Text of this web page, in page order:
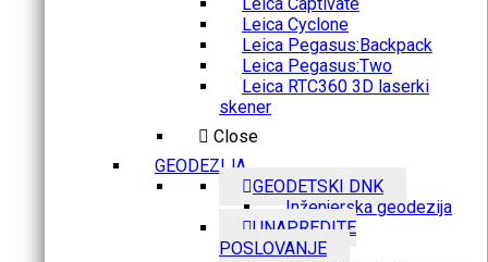
Leica Cyclone
Leica Pegasus:Backpack
Leica Pegasus:Two
Leica RTC360 3D laserki
skener
Close
GEODEZIJA
GEODETSKI DNK
Inženjerska geodezija
UNAPREDITE
POSLOVANJE